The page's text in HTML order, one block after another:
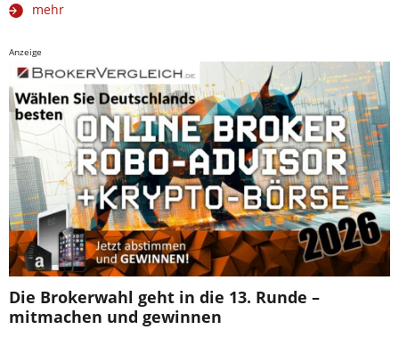
mehr
Anzeige
Die Brokerwahl geht in die 13. Runde –
mitmachen und gewinnen